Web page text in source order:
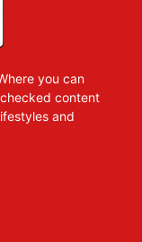
you can
content
and